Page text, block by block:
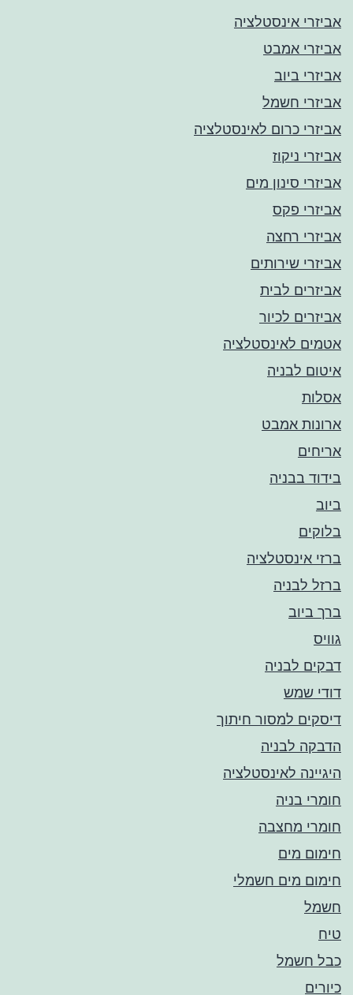
אביזרי אינסטלציה
אביזרי אמבט
אביזרי ביוב
אביזרי חשמל
אביזרי כרום לאינסטלציה
אביזרי ניקוז
אביזרי סינון מים
אביזרי פקס
אביזרי רחצה
אביזרי שירותים
אביזרים לבית
אביזרים לכיור
אטמים לאינסטלציה
איטום לבניה
אסלות
ארונות אמבט
אריחים
בידוד בבניה
ביוב
בלוקים
ברזי אינסטלציה
ברזל לבניה
ברך ביוב
גוויס
דבקים לבניה
דודי שמש
דיסקים למסור חיתוך
הדבקה לבניה
היגיינה לאינסטלציה
חומרי בניה
חומרי מחצבה
חימום מים
חימום מים חשמלי
חשמל
טיח
כבל חשמל
כיורים